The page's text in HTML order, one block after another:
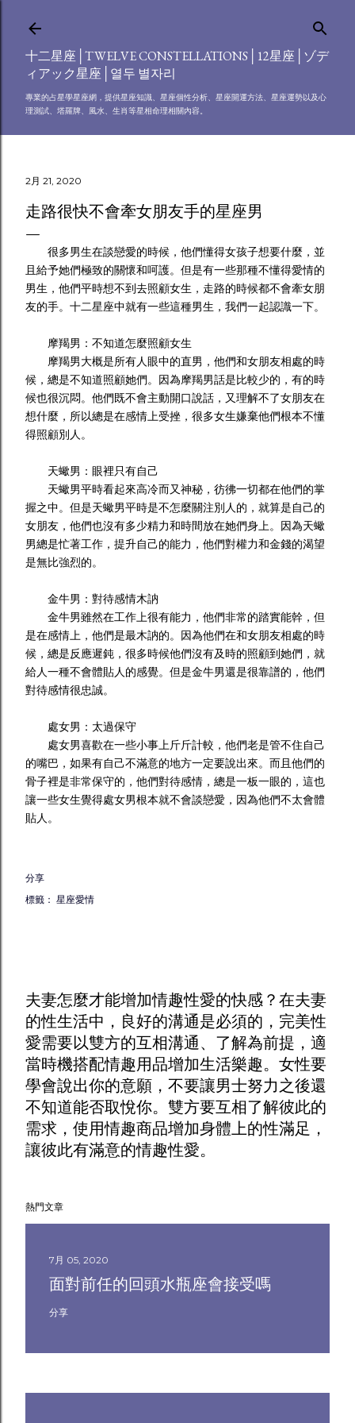
十二星座│TWELVE CONSTELLATIONS│12星座│ゾデ
ィアック星座│열두 별자리
專業的占星學星座網，提供星座知識、星座個性分析、星座開運方法、星座運勢以及心
理測試、塔羅牌、風水、生肖等星相命理相關內容。
2月 21, 2020
走路很快不會牽女朋友手的星座男
很多男生在談戀愛的時候，他們懂得女孩子想要什麼，並
且給予她們極致的關懷和呵護。但是有一些那種不懂得愛情的
男生，他們平時想不到去照顧女生，走路的時候都不會牽女朋
友的手。十二星座中就有一些這種男生，我們一起認識一下。
摩羯男：不知道怎麼照顧女生
摩羯男大概是所有人眼中的直男，他們和女朋友相處的時
候，總是不知道照顧她們。因為摩羯男話是比較少的，有的時
候也很沉悶。他們既不會主動開口說話，又理解不了女朋友在
想什麼，所以總是在感情上受挫，很多女生嫌棄他們根本不懂
得照顧別人。
天蠍男：眼裡只有自己
天蠍男平時看起來高冷而又神秘，彷彿一切都在他們的掌
握之中。但是天蠍男平時是不怎麼關注別人的，就算是自己的
女朋友，他們也沒有多少精力和時間放在她們身上。因為天蠍
男總是忙著工作，提升自己的能力，他們對權力和金錢的渴望
是無比強烈的。
金牛男：對待感情木訥
金牛男雖然在工作上很有能力，他們非常的踏實能幹，但
是在感情上，他們是最木訥的。因為他們在和女朋友相處的時
候，總是反應遲鈍，很多時候他們沒有及時的照顧到她們，就
給人一種不會體貼人的感覺。但是金牛男還是很靠譜的，他們
對待感情很忠誠。
處女男：太過保守
處女男喜歡在一些小事上斤斤計較，他們老是管不住自己
的嘴巴，如果有自己不滿意的地方一定要說出來。而且他們的
骨子裡是非常保守的，他們對待感情，總是一板一眼的，這也
讓一些女生覺得處女男根本就不會談戀愛，因為他們不太會體
貼人。
分享
標籤： 星座愛情
夫妻怎麼才能增加情趣性愛的快感？在夫妻
的性生活中，良好的溝通是必須的，完美性
愛需要以雙方的互相溝通、了解為前提，適
當時機搭配情趣用品增加生活樂趣。女性要
學會說出你的意願，不要讓男士努力之後還
不知道能否取悅你。雙方要互相了解彼此的
需求，使用情趣商品增加身體上的性滿足，
讓彼此有滿意的情趣性愛。
熱門文章
7月 05, 2020
面對前任的回頭水瓶座會接受嗎
分享